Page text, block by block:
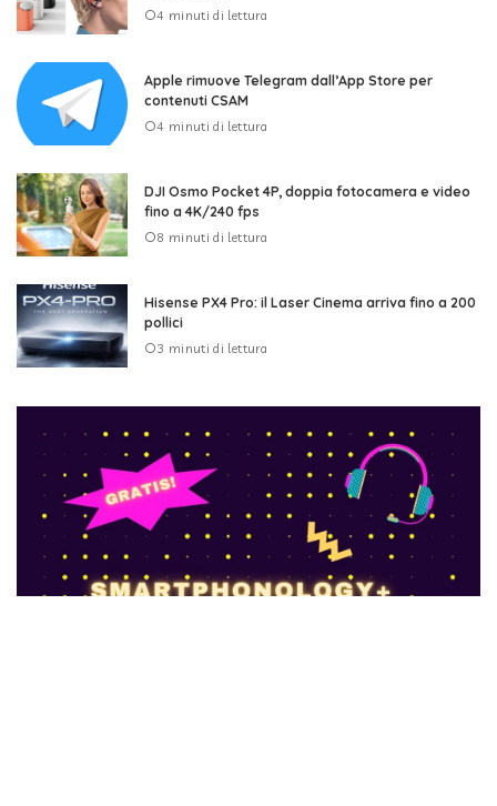
4 minuti di lettura
Apple rimuove Telegram dall’App Store per
contenuti CSAM
4 minuti di lettura
DJI Osmo Pocket 4P, doppia fotocamera e video
fino a 4K/240 fps
8 minuti di lettura
Hisense PX4 Pro: il Laser Cinema arriva fino a 200
pollici
3 minuti di lettura